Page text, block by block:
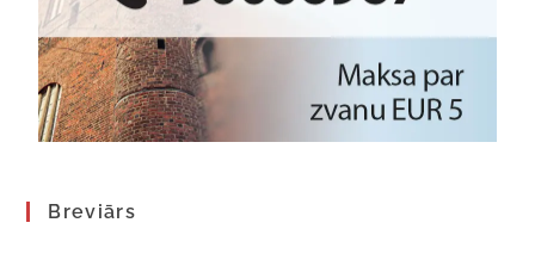
Breviārs